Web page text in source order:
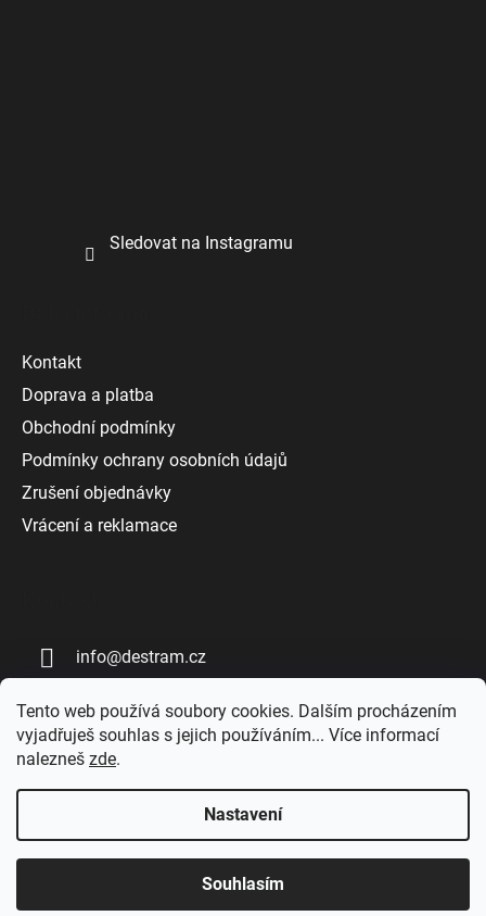
Tento web používá soubory cookies. Dalším procházením
vyjadřuješ souhlas s jejich používáním... Více informací
nalezneš zde.
Nastavení
Souhlasím
Sledovat na Instagramu
Kontakt
Doprava a platba
Obchodní podmínky
Podmínky ochrany osobních údajů
Zrušení objednávky
Vrácení a reklamace
info@destram.cz
+420 727 808 809
Vytvořil Shoptet
DESTRAM | Dřevěné fingerboardy